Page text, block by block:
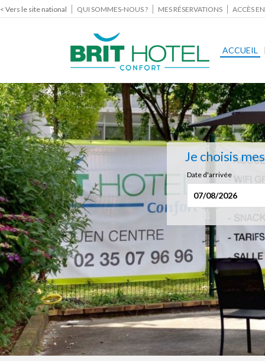
< Vers le site national QUI SOMMES-NOUS ? MES RÉSERVATIONS ACCÈS
ACCUEIL
Je choisis
Date d'arrivée